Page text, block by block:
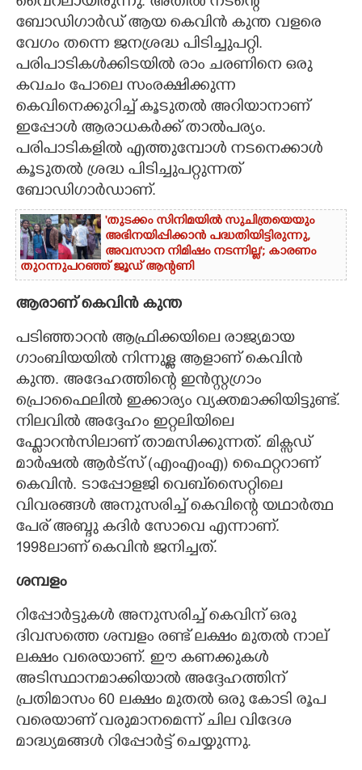
ബോഡിഗാർഡ് ആയ കെവിൻ കുന്ത വളരെ
വേഗം തന്നെ ജനശ്രദ്ധ പിടിച്ചുപറ്റി.
പരിപാടികൾക്കിടയിൽ രാം ചരണിനെ ഒരു
കവചം പോലെ സംരക്ഷിക്കുന്ന
കെവിനെക്കുറിച്ച് കൂടുതൽ അറിയാനാണ്
ഇപ്പോൾ ആരാധകർക്ക് താൽപര്യം.
പരിപാടികളിൽ എത്തുമ്പോൾ നടനെക്കാൾ
കൂടുതൽ ശ്രദ്ധ പിടിച്ചുപറ്റുന്നത്
ബോഡിഗാർഡാണ്.
'തുടക്കം സിനിമയിൽ സുചിത്രയെയും
അഭിനയിപ്പിക്കാൻ പദ്ധതിയിട്ടിരുന്നു,​
അവസാന നിമിഷം നടന്നില്ല'; കാരണം
തുറന്നുപറഞ്ഞ് ജൂഡ് ആന്റണി
ആരാണ് കെവിൻ കുന്ത
പടിഞ്ഞാറൻ ആഫ്രിക്കയിലെ രാജ്യമായ
ഗാംബിയയിൽ നിന്നുള്ള ആളാണ് കെവിൻ
കുന്ത. അദേഹത്തിന്റെ ഇൻസ്റ്റഗ്രാം
പ്രൊഫെെലിൽ ഇക്കാര്യം വ്യക്തമാക്കിയിട്ടുണ്ട്.
നിലവിൽ അദ്ദേഹം ഇറ്റലിയിലെ
ഫ്ലോറൻസിലാണ് താമസിക്കുന്നത്. മിക്സഡ്
മാർഷൽ ആർട്സ് (എംഎംഎ) ഫെെറ്ററാണ്
കെവിൻ. ടാപ്പോളജി വെബ്സെെറ്റിലെ
വിവരങ്ങൾ അനുസരിച്ച് കെവിന്റെ യഥാർത്ഥ
പേര് അബ്ദു കദിർ സോവെ എന്നാണ്.
1998ലാണ് കെവിൻ ജനിച്ചത്.
ശമ്പളം
റിപ്പോർട്ടുകൾ അനുസരിച്ച് കെവിന് ഒരു
ദിവസത്തെ ശമ്പളം രണ്ട് ലക്ഷം മുതൽ നാല്
ലക്ഷം വരെയാണ്. ഈ കണക്കുകൾ
അടിസ്ഥാനമാക്കിയാൽ അദ്ദേഹത്തിന്
പ്രതിമാസം 60 ലക്ഷം മുതൽ ഒരു കോടി രൂപ
വരെയാണ് വരുമാനമെന്ന് ചില വിദേശ
മാദ്ധ്യമങ്ങൾ റിപ്പോർട്ട് ചെയ്യുന്നു.